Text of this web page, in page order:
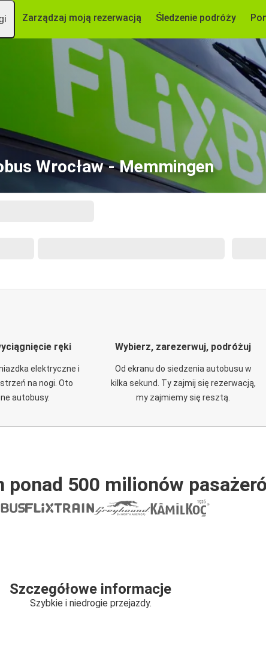
Zarządzaj moją rezerwacją Śledzenie podróży
Wrocław - Memmingen
ręki
elektryczne i
na nogi. Oto
autobusy.
Wybierz, zarezerwuj, podróżuj
Od ekranu do siedzenia autobusu w
kilka sekund. Ty zajmij się rezerwacją,
my zajmiemy się resztą.
ponad 500 milionów
Szczegółowe informacje
Szybkie i niedrogie przejazdy.